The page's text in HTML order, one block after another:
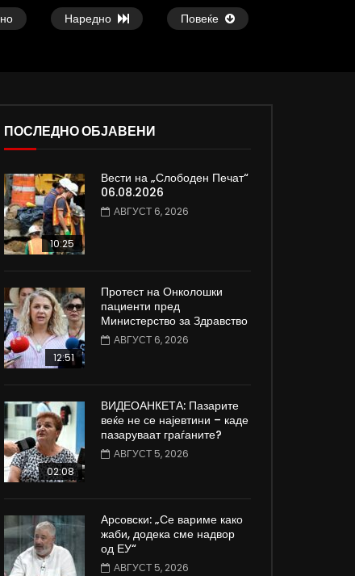
Наредно Повеќе
37:25
Арсовски: „Се вариме како жаби,
додека сме надвор од ЕУ“
АВГУСТ 5, 2026
0
6K
ПОСЛЕДНО ОБЈАВЕНИ
10:25
Вести на „Слободен Печат“
06.08.2026
АВГУСТ 6, 2026
12:51
Протест на Онколошки
пациенти пред
Министерство за Здравство
АВГУСТ 6, 2026
02:08
ВИДЕОАНКЕТА: Пазарите
веќе не се најевтини – каде
пазаруваат граѓаните?
АВГУСТ 5, 2026
Арсовски: „Се вариме како
жаби, додека сме надвор
од ЕУ“
АВГУСТ 5, 2026